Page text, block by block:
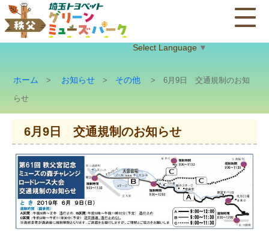
Select Language ▼
ホーム > お知らせ > その他 > 6月9日 交通規制のお知
らせ
6月9日 交通規制のお知らせ